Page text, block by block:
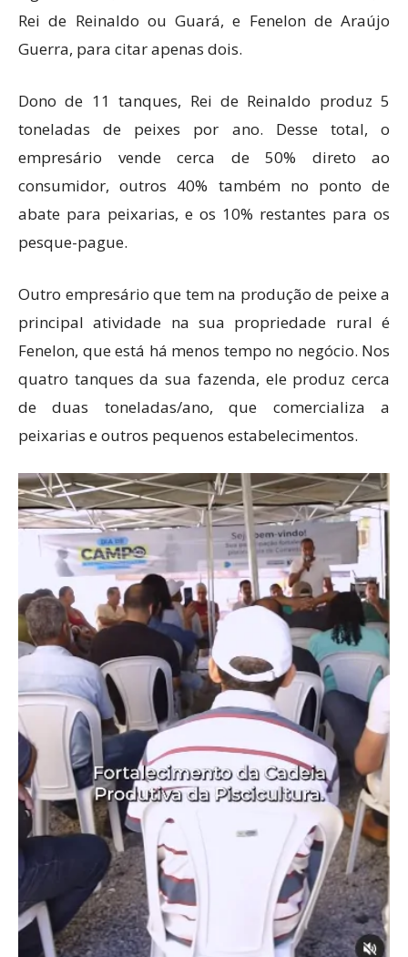
Rei de Reinaldo ou Guará, e Fenelon de Araújo
Guerra, para citar apenas dois.
Dono de 11 tanques, Rei de Reinaldo produz 5
toneladas de peixes por ano. Desse total, o
empresário vende cerca de 50% direto ao
consumidor, outros 40% também no ponto de
abate para peixarias, e os 10% restantes para os
pesque-pague.
Outro empresário que tem na produção de peixe a
principal atividade na sua propriedade rural é
Fenelon, que está há menos tempo no negócio. Nos
quatro tanques da sua fazenda, ele produz cerca
de duas toneladas/ano, que comercializa a
peixarias e outros pequenos estabelecimentos.